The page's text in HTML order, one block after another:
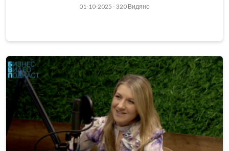
01-10-2025 - 320 Видяно